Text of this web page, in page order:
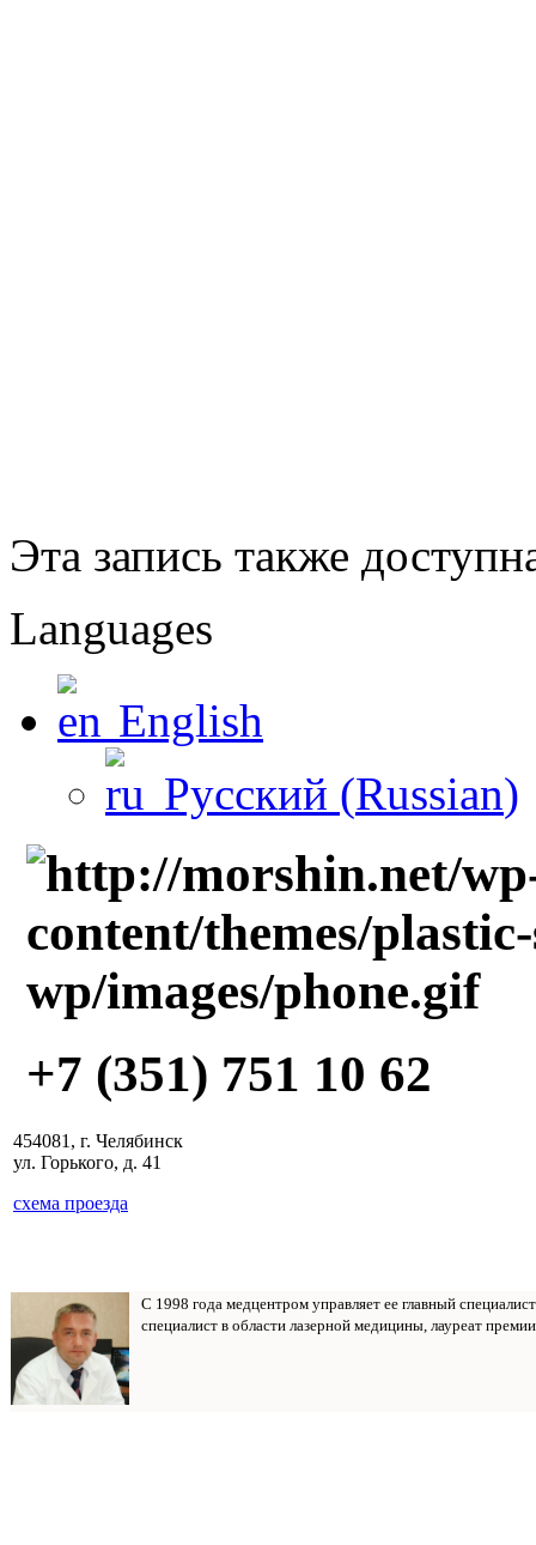
Эта запись также
Languages
English
Русский (Russian)
+7 (351) 751 10 62
454081, г. Челябинск
ул. Горького, д. 41
схема проезда
С 1998 года медцентром управляет ее главный
специалист в области лазерной медицины, лауреат